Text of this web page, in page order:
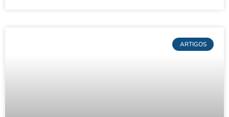
ARTIGOS